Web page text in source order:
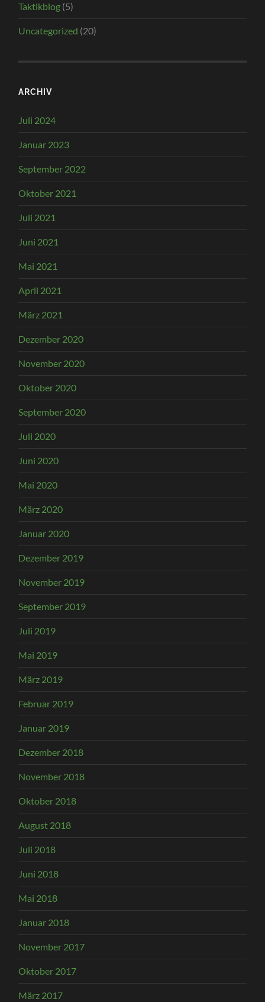
Taktikblog (5)
Uncategorized (20)
ARCHIV
Juli 2024
Januar 2023
September 2022
Oktober 2021
Juli 2021
Juni 2021
Mai 2021
April 2021
März 2021
Dezember 2020
November 2020
Oktober 2020
September 2020
Juli 2020
Juni 2020
Mai 2020
März 2020
Januar 2020
Dezember 2019
November 2019
September 2019
Juli 2019
Mai 2019
März 2019
Februar 2019
Januar 2019
Dezember 2018
November 2018
Oktober 2018
August 2018
Juli 2018
Juni 2018
Mai 2018
Januar 2018
November 2017
Oktober 2017
März 2017